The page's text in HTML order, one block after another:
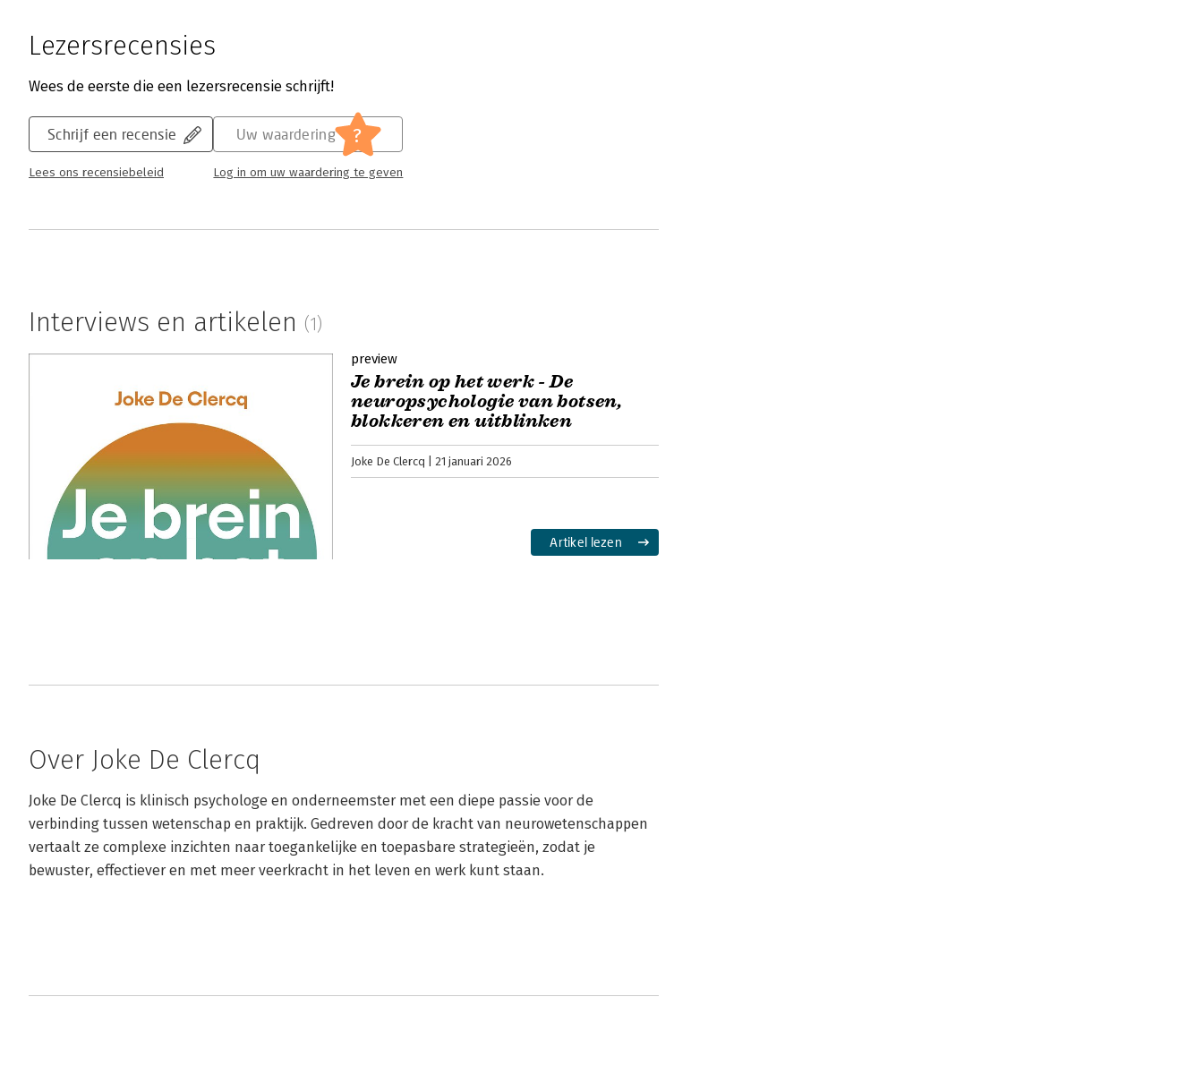
Lezersrecensies
Wees de eerste die een lezersrecensie schrijft!
Schrijf een recensie
Lees ons recensiebeleid
Uw waardering ?
Log in om uw waardering te geven
Interviews en artikelen (1)
preview
Je brein op het werk - De
neuropsychologie van botsen,
blokkeren en uitblinken
Joke De Clercq 21 januari 2026
Artikel lezen
Over Joke De Clercq
Joke De Clercq is klinisch psychologe en onderneemster met een diepe passie voor de
verbinding tussen wetenschap en praktijk. Gedreven door de kracht van neurowetenschappen
vertaalt ze complexe inzichten naar toegankelijke en toepasbare strategieën, zodat je
bewuster, effectiever en met meer veerkracht in het leven en werk kunt staan.